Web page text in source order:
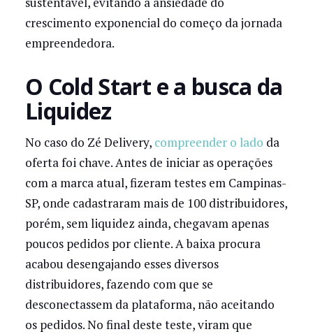
crescimento exponencial do começo da jornada
empreendedora.
O Cold Start e a busca da
Liquidez
No caso do Zé Delivery, compreender o lado da
oferta foi chave. Antes de iniciar as operações
com a marca atual, fizeram testes em Campinas-
SP, onde cadastraram mais de 100 distribuidores,
porém, sem liquidez ainda, chegavam apenas
poucos pedidos por cliente. A baixa procura
acabou desengajando esses diversos
distribuidores, fazendo com que se
desconectassem da plataforma, não aceitando
os pedidos. No final deste teste, viram que